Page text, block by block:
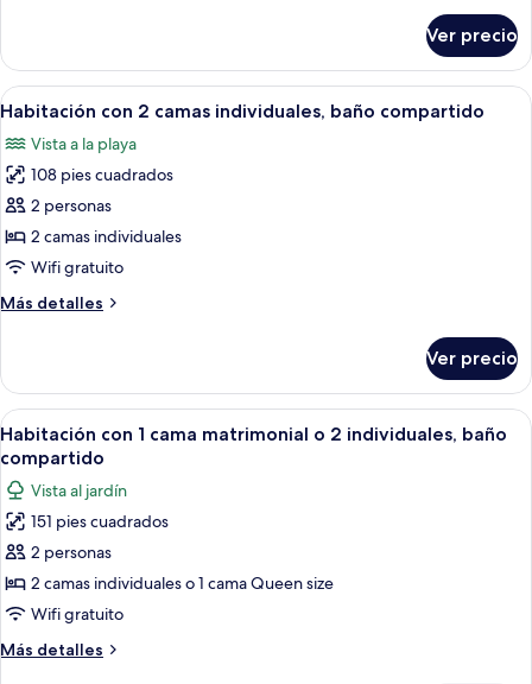
individual,
baño
compartido
Ver precio
Abrir
todas
las
fotos
de
Habitación
con
camas
compartido
Un dormitorio con cama, mesita de
11
Habitación con 2 camas individuales, baño compartido
Vista a la playa
108 pies cuadrados
2 personas
2 camas individuales
Wifi gratuito
Más detalles
Más
con
camas
individuales,
baño
compartido
Ver precio
Abrir
todas
las
fotos
de
Habitación
con
1
cama
matrimonial
Un dormitorio con dos camas, una
20
Habitación con 1 cama matrimonial o 2 individuales, baño
compartido
Vista al jardín
151 pies cuadrados
2 personas
2 camas individuales o 1 cama Queen size
Wifi gratuito
Más detalles
Más